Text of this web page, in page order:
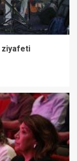
ziyafeti